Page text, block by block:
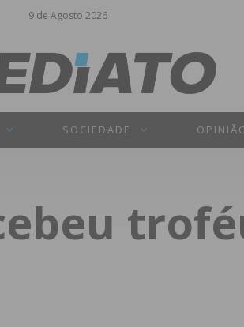
9 de Agosto 2026
SOCIEDADE